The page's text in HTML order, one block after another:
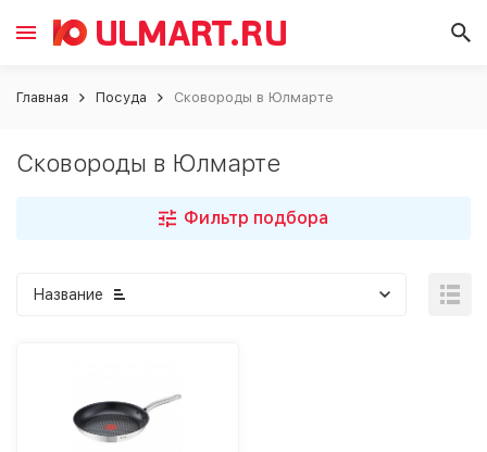
Главная Посуда Сковороды в Юлмарте
Сковороды в Юлмарте
Фильтр подбора
Название